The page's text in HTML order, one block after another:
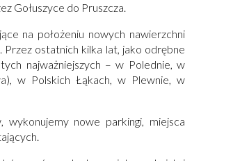
Gołuszyce do Pruszcza.
na położeniu nowych nawierzchni
ostatnich kilka lat, jako odrębne
najważniejszych – w Polednie, w
w Polskich Łąkach, w Plewnie, w
nowe parkingi, miejsca